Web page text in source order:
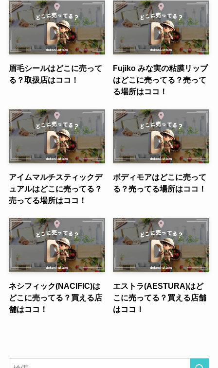
眉毛シールはどこに売って
る？取扱店はココ！
Fujiko みな実の粘膜リップ
はどこに売ってる？売って
る場所はココ！
アイムマルチスティックデ
ュアルはどこに売ってる？
売ってる場所はココ！
ボディモアはどこに売って
る？売ってる場所はココ！
ネシフィック(NACIFIC)は
どこに売ってる？買える店
舗はココ！
エストラ(AESTURA)はど
こに売ってる？買える店舗
はココ！